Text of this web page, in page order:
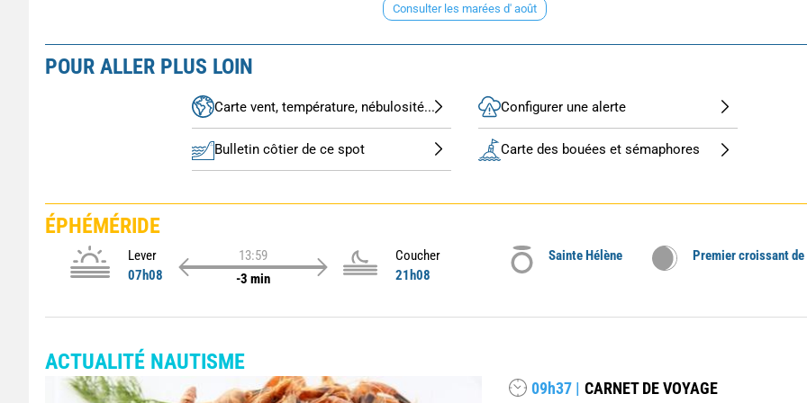
Consulter les marées d' août
POUR ALLER PLUS LOIN
Carte vent, température, nébulosité...
Bulletin côtier de ce spot
Configurer une alerte
Carte des bouées et sémaphores
ÉPHÉMÉRIDE
Lever
07h08
13:59
-3 min
Coucher
21h08
Sainte Hélène Premier croissant de
ACTUALITÉ NAUTISME
09h37 | CARNET DE VOYAGE